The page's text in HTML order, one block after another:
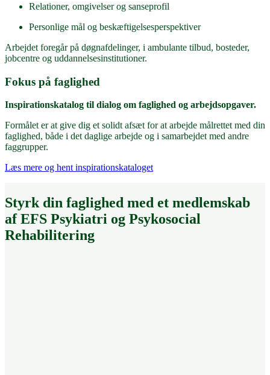
Relationer, omgivelser og sanseprofil
Personlige mål og beskæftigelsesperspektiver
Arbejdet foregår på døgnafdelinger, i ambulante tilbud, bosteder,
jobcentre og uddannelsesinstitutioner.
Fokus på faglighed
Inspirationskatalog til dialog om faglighed og arbejdsopgaver.
Formålet er at give dig et solidt afsæt for at arbejde målrettet med din
faglighed, både i det daglige arbejde og i samarbejdet med andre
faggrupper.
Læs mere og hent inspirationskataloget
Styrk din faglighed med et medlemskab
af EFS Psykiatri og Psykosocial
Rehabilitering